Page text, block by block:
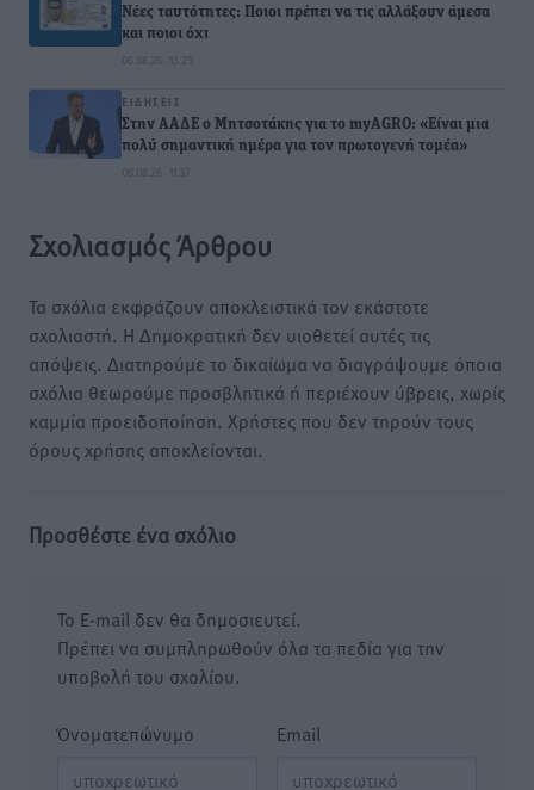
Νέες ταυτότητες: Ποιοι πρέπει να τις αλλάξουν άμεσα
και ποιοι όχι
06.08.26 · 13:25
ΕΙΔΉΣΕΙΣ
Στην ΑΑΔΕ ο Μητσοτάκης για το myAGRO: «Είναι μια
πολύ σημαντική ημέρα για τον πρωτογενή τομέα»
06.08.26 · 11:37
Σχολιασμός Άρθρου
Τα σχόλια εκφράζουν αποκλειστικά τον εκάστοτε
σχολιαστή. Η Δημοκρατική δεν υιοθετεί αυτές τις
απόψεις. Διατηρούμε το δικαίωμα να διαγράψουμε όποια
σχόλια θεωρούμε προσβλητικά ή περιέχουν ύβρεις, χωρίς
καμμία προειδοποίηση. Χρήστες που δεν τηρούν τους
όρους χρήσης αποκλείονται.
Προσθέστε ένα σχόλιο
Το E-mail δεν θα δημοσιευτεί.
Πρέπει να συμπληρωθούν όλα τα πεδία για την
υποβολή του σχολίου.
Όνοματεπώνυμο Email